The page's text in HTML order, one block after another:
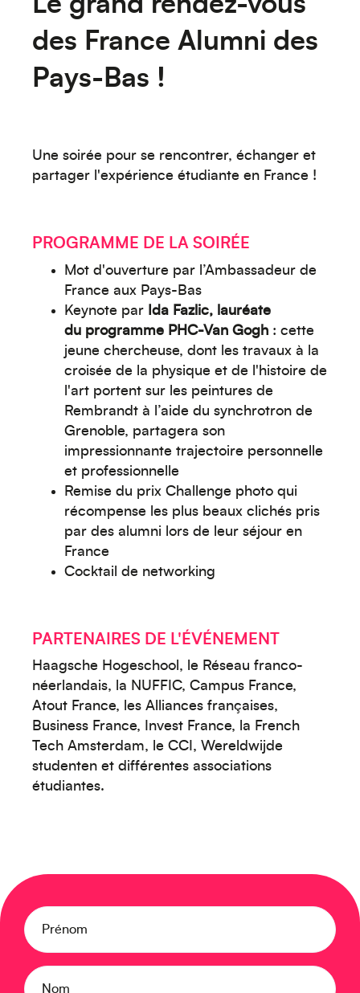
des France Alumni des
Pays-Bas !
Une soirée pour se rencontrer, échanger et
partager l'expérience étudiante en France !
PROGRAMME DE LA SOIRÉE
Mot d'ouverture par l’Ambassadeur de
France aux Pays-Bas
Keynote par Ida Fazlic, lauréate
du programme PHC-Van Gogh : cette
jeune chercheuse, dont les travaux à la
croisée de la physique et de l'histoire de
l'art portent sur les peintures de
Rembrandt à l’aide du synchrotron de
Grenoble, partagera son
impressionnante trajectoire personnelle
et professionnelle
Remise du prix Challenge photo qui
récompense les plus beaux clichés pris
par des alumni lors de leur séjour en
France
Cocktail de networking
PARTENAIRES DE L'ÉVÉNEMENT
Haagsche Hogeschool, le Réseau franco-
néerlandais, la NUFFIC, Campus France,
Atout France, les Alliances françaises,
Business France, Invest France, la French
Tech Amsterdam, le CCI, Wereldwijde
studenten et différentes associations
étudiantes.
Prénom
Nom
Océanie
Créez votre événement